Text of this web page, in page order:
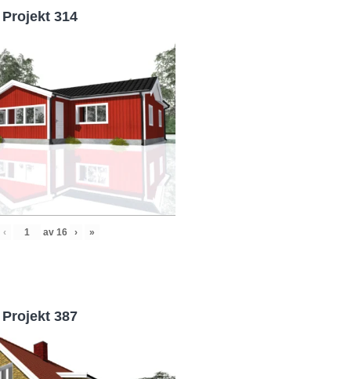
Projekt 314
‹ av 16 › »
Projekt 387